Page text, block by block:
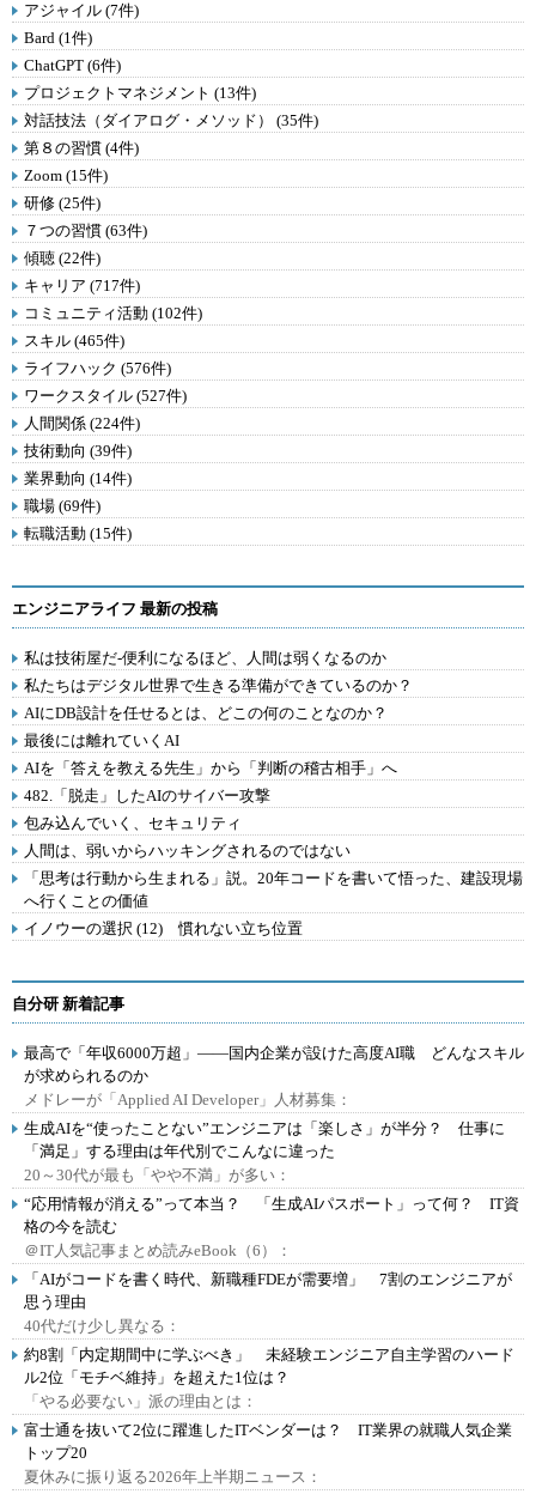
アジャイル (7件)
Bard (1件)
ChatGPT (6件)
プロジェクトマネジメント (13件)
対話技法（ダイアログ・メソッド） (35件)
第８の習慣 (4件)
Zoom (15件)
研修 (25件)
７つの習慣 (63件)
傾聴 (22件)
キャリア (717件)
コミュニティ活動 (102件)
スキル (465件)
ライフハック (576件)
ワークスタイル (527件)
人間関係 (224件)
技術動向 (39件)
業界動向 (14件)
職場 (69件)
転職活動 (15件)
エンジニアライフ 最新の投稿
私は技術屋だ-便利になるほど、人間は弱くなるのか
私たちはデジタル世界で生きる準備ができているのか？
AIにDB設計を任せるとは、どこの何のことなのか？
最後には離れていくAI
AIを「答えを教える先生」から「判断の稽古相手」へ
482.「脱走」したAIのサイバー攻撃
包み込んでいく、セキュリティ
人間は、弱いからハッキングされるのではない
「思考は行動から生まれる」説。20年コードを書いて悟った、建設現場
へ行くことの価値
イノウーの選択 (12) 慣れない立ち位置
自分研 新着記事
最高で「年収6000万超」――国内企業が設けた高度AI職 どんなスキル
が求められるのか
メドレーが「Applied AI Developer」人材募集：
生成AIを“使ったことない”エンジニアは「楽しさ」が半分？ 仕事に
「満足」する理由は年代別でこんなに違った
20～30代が最も「やや不満」が多い：
“応用情報が消える”って本当？ 「生成AIパスポート」って何？ IT資
格の今を読む
＠IT人気記事まとめ読みeBook（6）：
「AIがコードを書く時代、新職種FDEが需要増」 7割のエンジニアが
思う理由
40代だけ少し異なる：
約8割「内定期間中に学ぶべき」 未経験エンジニア自主学習のハード
ル2位「モチベ維持」を超えた1位は？
「やる必要ない」派の理由とは：
富士通を抜いて2位に躍進したITベンダーは？ IT業界の就職人気企業
トップ20
夏休みに振り返る2026年上半期ニュース：